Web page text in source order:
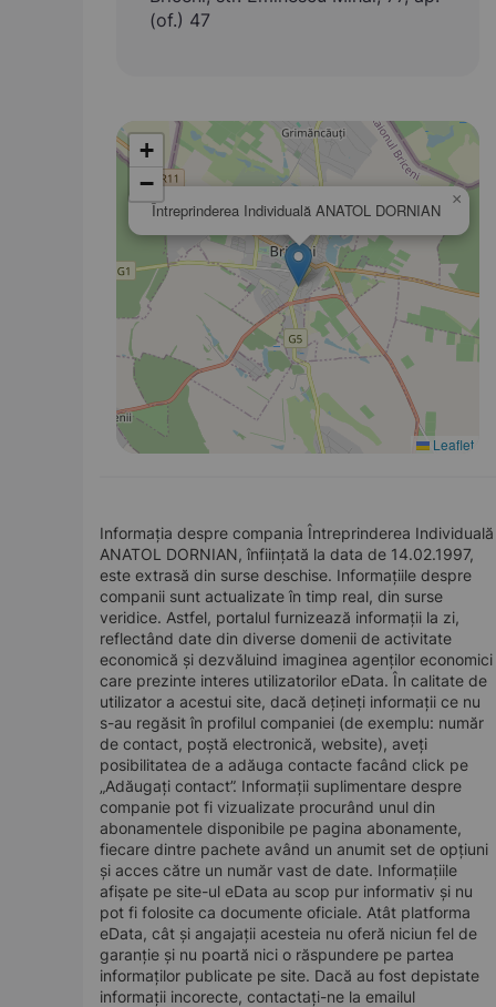
(of.) 47
Întreprinderea Individuală ANATOL DORNIAN
×
+
−
Leaflet
Informația despre compania Întreprinderea Individuală
ANATOL DORNIAN, înființată la data de 14.02.1997,
este extrasă din surse deschise. Informațiile despre
companii sunt actualizate în timp real, din surse
veridice. Astfel, portalul furnizează informații la zi,
reflectând date din diverse domenii de activitate
economică și dezvăluind imaginea agenților economici
care prezinte interes utilizatorilor eData. În calitate de
utilizator a acestui site, dacă dețineți informații ce nu
s-au regăsit în profilul companiei (de exemplu: număr
de contact, poștă electronică, website), aveți
posibilitatea de a adăuga contacte facând click pe
„Adăugați contact”. Informații suplimentare despre
companie pot fi vizualizate procurând unul din
abonamentele disponibile pe pagina abonamente,
fiecare dintre pachete având un anumit set de opțiuni
și acces către un număr vast de date. Informațiile
afișate pe site-ul eData au scop pur informativ și nu
pot fi folosite ca documente oficiale. Atât platforma
eData, cât și angajații acesteia nu oferă niciun fel de
garanție și nu poartă nici o răspundere pe partea
informaților publicate pe site. Dacă au fost depistate
informații incorecte, contactați-ne la emailul